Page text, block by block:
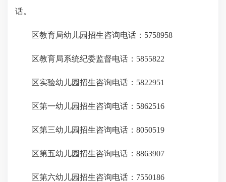
话。
区教育局幼儿园招生咨询电话：5758958
区教育局系统纪委监督电话：5855822
区实验幼儿园招生咨询电话：5822951
区第一幼儿园招生咨询电话：5862516
区第三幼儿园招生咨询电话：8050519
区第五幼儿园招生咨询电话：8863907
区第六幼儿园招生咨询电话：7550186